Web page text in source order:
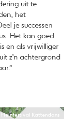
uit te
het
je successen
Het kan goed
en als vrijwilliger
z’n achtergrond
Kattendans